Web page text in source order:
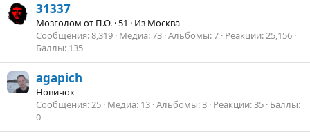
31337
Мозголом от П.О. ·51 · Из Москва
Сообщения 8,319 Медиа 73 Альбомы 7 Реакции 25,156
Баллы 135
agapich
Новичок
Сообщения 25 Медиа 13 Альбомы 3 Реакции 35 Баллы
0